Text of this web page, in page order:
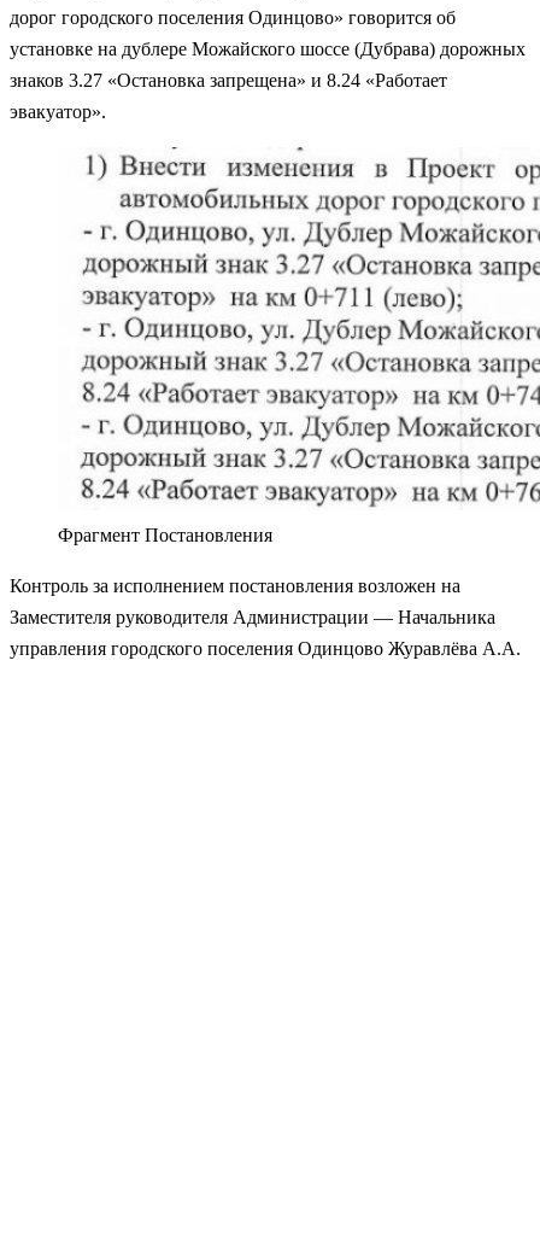
дорог городского поселения Одинцово» говорится об
установке на дублере Можайского шоссе (Дубрава) дорожных
знаков 3.27 «Остановка запрещена» и 8.24 «Работает
эвакуатор».
Фрагмент Постановления
Контроль за исполнением постановления возложен на
Заместителя руководителя Администрации — Начальника
управления городского поселения Одинцово Журавлёва А.А.